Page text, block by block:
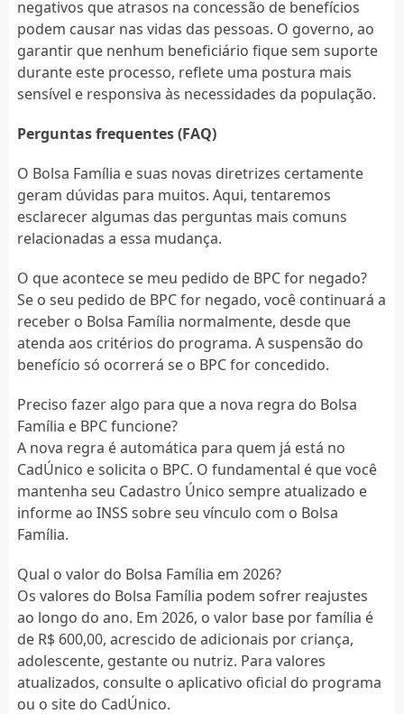
negativos que atrasos na concessão de benefícios
podem causar nas vidas das pessoas. O governo, ao
garantir que nenhum beneficiário fique sem suporte
durante este processo, reflete uma postura mais
sensível e responsiva às necessidades da população.
Perguntas frequentes (FAQ)
O Bolsa Família e suas novas diretrizes certamente
geram dúvidas para muitos. Aqui, tentaremos
esclarecer algumas das perguntas mais comuns
relacionadas a essa mudança.
O que acontece se meu pedido de BPC for negado?
Se o seu pedido de BPC for negado, você continuará a
receber o Bolsa Família normalmente, desde que
atenda aos critérios do programa. A suspensão do
benefício só ocorrerá se o BPC for concedido.
Preciso fazer algo para que a nova regra do Bolsa
Família e BPC funcione?
A nova regra é automática para quem já está no
CadÚnico e solicita o BPC. O fundamental é que você
mantenha seu Cadastro Único sempre atualizado e
informe ao INSS sobre seu vínculo com o Bolsa
Família.
Qual o valor do Bolsa Família em 2026?
Os valores do Bolsa Família podem sofrer reajustes
ao longo do ano. Em 2026, o valor base por família é
de R$ 600,00, acrescido de adicionais por criança,
adolescente, gestante ou nutriz. Para valores
atualizados, consulte o aplicativo oficial do programa
ou o site do CadÚnico.